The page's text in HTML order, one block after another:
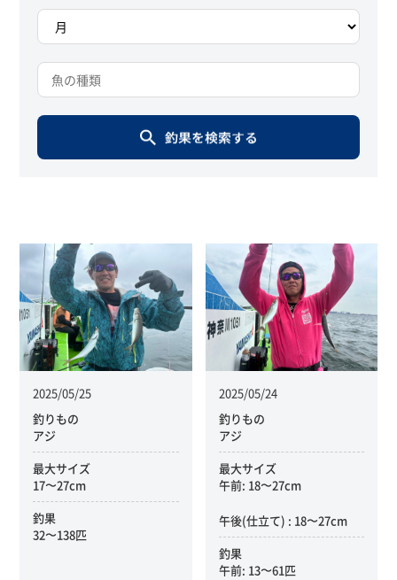
2025/05/25
釣りもの
アジ
最大サイズ
17〜27cm
釣果
32〜138匹
2025/05/24
釣りもの
アジ
最大サイズ
午前: 18〜27cm
午後(仕立て) : 18〜27cm
釣果
午前: 13〜61匹